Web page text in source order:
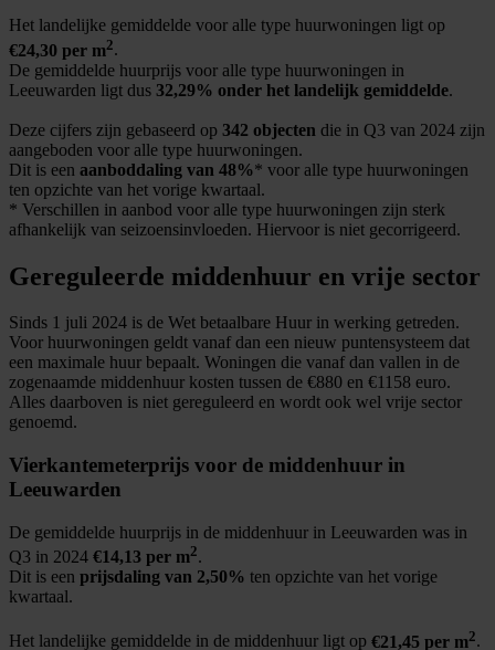
Het landelijke gemiddelde voor alle type huurwoningen ligt op
€24,30 per m2.
De gemiddelde huurprijs voor alle type huurwoningen in
Leeuwarden ligt dus 32,29% onder het landelijk gemiddelde.
Deze cijfers zijn gebaseerd op 342 objecten die in Q3 van 2024 zijn
aangeboden voor alle type huurwoningen.
Dit is een aanboddaling van 48%* voor alle type huurwoningen
ten opzichte van het vorige kwartaal.
* Verschillen in aanbod voor alle type huurwoningen zijn sterk
afhankelijk van seizoensinvloeden. Hiervoor is niet gecorrigeerd.
Gereguleerde middenhuur en vrije sector
Sinds 1 juli 2024 is de Wet betaalbare Huur in werking getreden.
Voor huurwoningen geldt vanaf dan een nieuw puntensysteem dat
een maximale huur bepaalt. Woningen die vanaf dan vallen in de
zogenaamde middenhuur kosten tussen de €880 en €1158 euro.
Alles daarboven is niet gereguleerd en wordt ook wel vrije sector
genoemd.
Vierkantemeterprijs voor de middenhuur in
Leeuwarden
De gemiddelde huurprijs in de middenhuur in Leeuwarden was in
Q3 in 2024 €14,13 per m2.
Dit is een prijsdaling van 2,50% ten opzichte van het vorige
kwartaal.
Het landelijke gemiddelde in de middenhuur ligt op €21,45 per m2.